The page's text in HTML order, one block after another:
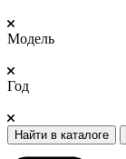
Модель
Год
Найти в каталоге